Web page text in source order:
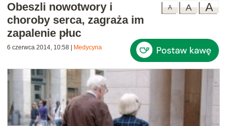
A
A
A
Obeszli nowotwory i
choroby serca, zagraża im
zapalenie płuc
6 czerwca 2014, 10:58 Medycyna